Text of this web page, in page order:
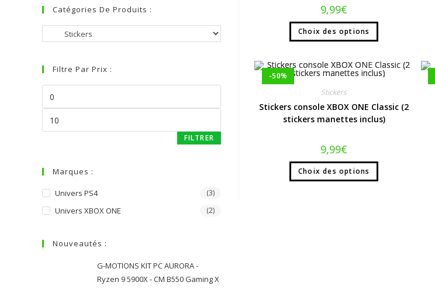
9,99€
Choix des options
-50%
Stickers
Stickers console XBOX ONE Classic (2
stickers manettes inclus)
9,99€
Choix des options
Catégories De Produits :
Filtre Par Prix :
FILTRER
Marques :
Univers PS4 (3)
Univers XBOX ONE (2)
Nouveautés :
G-MOTIONS KIT PC AURORA -
Ryzen 9 5900X - CM B550 Gaming X